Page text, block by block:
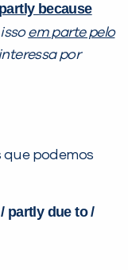
partly because
issoem parte pelo
por
que podemos
partly due to /